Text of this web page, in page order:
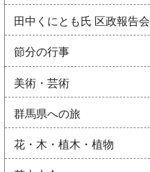
田中くにとも氏 区政報告会
節分の行事
美術・芸術
群馬県への旅
花・木・植木・植物